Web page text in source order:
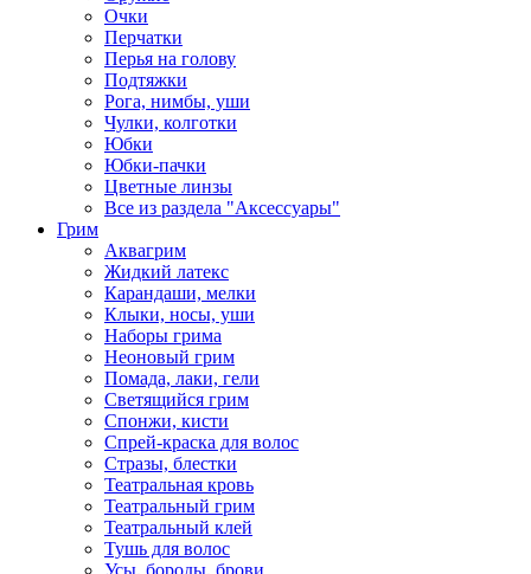
Очки
Перчатки
Перья на голову
Подтяжки
Рога, нимбы, уши
Чулки, колготки
Юбки
Юбки-пачки
Цветные линзы
Все из раздела "Аксессуары"
Грим
Аквагрим
Жидкий латекс
Карандаши, мелки
Клыки, носы, уши
Наборы грима
Неоновый грим
Помада, лаки, гели
Светящийся грим
Спонжи, кисти
Спрей-краска для волос
Стразы, блестки
Театральная кровь
Театральный грим
Театральный клей
Тушь для волос
Усы, бороды, брови